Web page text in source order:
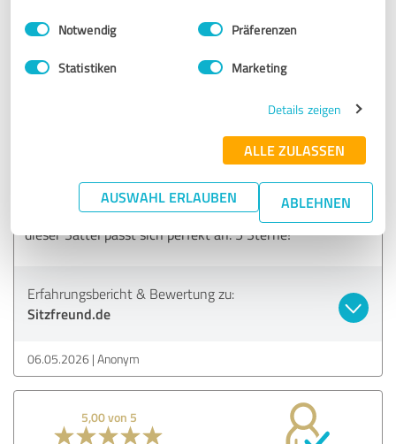
Impressum Datenschutzbestimmungen
Einwilligungsauswahl
Notwendig Präferenzen
Statistiken Marketing
Details zeigen
ALLE ZULASSEN
AUSWAHL ERLAUBEN ABLEHNEN
Sitzfreund.de
06.05.2026 Anonym
Ich hatte immer Probleme mit Taubheitsgefühlen, aber
dieser Sattel passt sich perfekt an. 5 Sterne!
Erfahrungsbericht & Bewertung zu:
Sitzfreund.de
06.05.2026 Anonym
5,00 von 5